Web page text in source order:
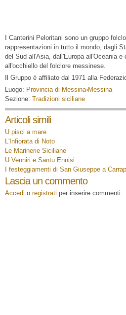
I Canterini Peloritani sono un gruppo
rappresentazioni in tutto il mondo, dagli
del Sud all'Asia, dall'Europa all'Oceania
all'occhiello del folclore messinese.
Il Gruppo è affiliato dal 1971 alla
Luogo: Provincia di Messina›Messina
Sezione: Tradizioni siciliane
Articoli simili
U pisci a mare
L'Infiorata di Noto
Le Marinerie Siciliane
U Venniri e Santu Ennisi
I festeggiamenti di San Giuseppe a
Lascia un commento
Accedi o registrati per inserire commenti.